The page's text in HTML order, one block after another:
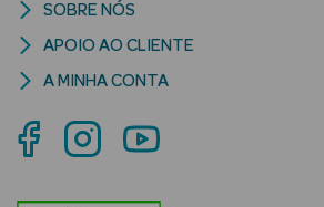
Lábios
Solares Bebé e
Criança
SOBRE NÓS
APOIO AO CLIENTE
A MINHA CONTA